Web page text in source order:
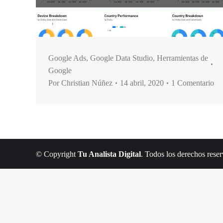
Google Ads, Google Data Studio, Herramientas de
Google
PorChristian Núñez 14 abril, 2020 1 Comentario
© Copyright Tu Analista Digital. Todos los derechos